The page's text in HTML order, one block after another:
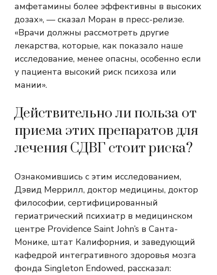
амфетамины более эффективны в высоких
дозах», — сказал Моран в пресс-релизе.
«Врачи должны рассмотреть другие
лекарства, которые, как показало наше
исследование, менее опасны, особенно если
у пациента высокий риск психоза или
мании».
Действительно ли польза от
приема этих препаратов для
лечения СДВГ стоит риска?
Ознакомившись с этим исследованием,
Дэвид Меррилл, доктор медицины, доктор
философии, сертифицированный
гериатрический психиатр в медицинском
центре Providence Saint John’s в Санта-
Монике, штат Калифорния, и заведующий
кафедрой интегративного здоровья мозга
фонда Singleton Endowed, рассказал: